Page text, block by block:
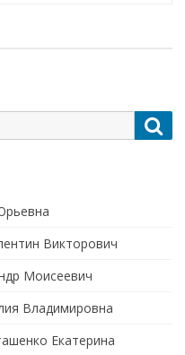
Викторович
Моисеевич
Владимировна
Екатерина